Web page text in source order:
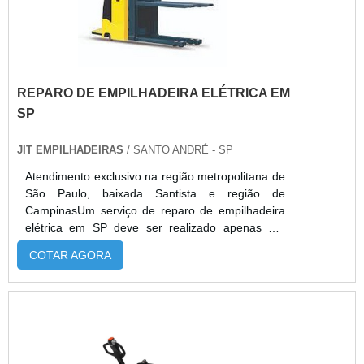
REPARO DE EMPILHADEIRA ELÉTRICA EM
SP
JIT EMPILHADEIRAS / SANTO ANDRÉ - SP
Atendimento exclusivo na região metropolitana de
São Paulo, baixada Santista e região de
CampinasUm serviço de reparo de empilhadeira
elétrica em SP deve ser realizado apenas por
empresas especializadas, uma vez que se trata
de um procedimento que tem a principal
algum problema, volte a funcionar
Lojas de materiais de construção; Dentre muitos
COTAR AGORA